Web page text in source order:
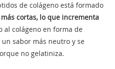
de colágeno está formado
cortas, lo que incrementa
al colágeno en forma de
sabor más neutro y se
no gelatiniza.